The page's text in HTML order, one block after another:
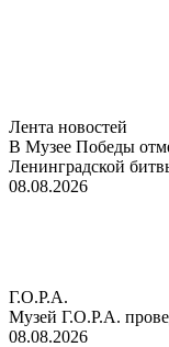
Лента новостей
В Музее Победы
Ленинградской
08.08.2026
Г.О.Р.А.
Музей Г.О.Р.А.
08.08.2026